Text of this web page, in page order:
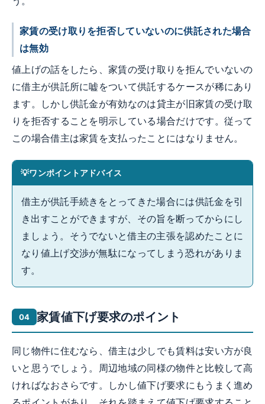
家賃の受け取りを拒否していないのに供託された場合
は無効
値上げの話をしたら、家賃の受け取りを拒んでいないの
に借主が供託所に嘘をついて供託するケースが稀にあり
ます。しかし供託金が有効なのは貸主が旧家賃の受け取
りを拒否することを明示している場合だけです。従って
この場合借主は家賃を支払ったことにはなりません。
ワンポイントアドバイス
借主が供託手続きをとってきた場合には供託金を引
き出すことができますが、その旨を断ってからにし
ましょう。そうでないと借主の主張を認めたことに
なり値上げ交渉が無駄になってしまう恐れがありま
す。
家賃値下げ要求のポイント
同じ物件に住むなら、借主は少しでも賃料は安い方が良
いと思うでしょう。周辺地域の同様の物件と比較して高
ければなおさらです。しかし値下げ要求にもうまく進め